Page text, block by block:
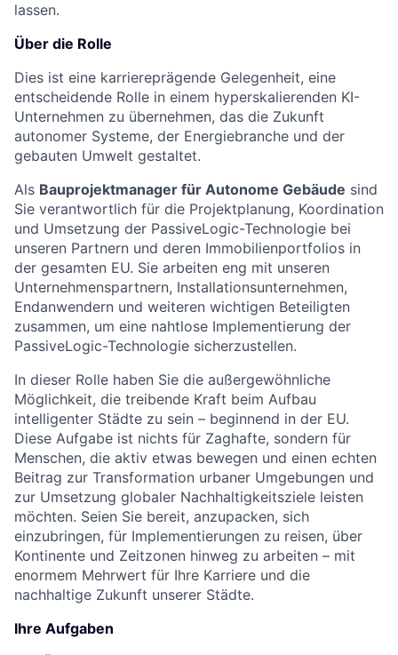
lassen.
Über die Rolle
Dies ist eine karriereprägende Gelegenheit, eine
entscheidende Rolle in einem hyperskalierenden KI-
Unternehmen zu übernehmen, das die Zukunft
autonomer Systeme, der Energiebranche und der
gebauten Umwelt gestaltet.
Als Bauprojektmanager für Autonome Gebäude sind
Sie verantwortlich für die Projektplanung, Koordination
und Umsetzung der PassiveLogic-Technologie bei
unseren Partnern und deren Immobilienportfolios in
der gesamten EU. Sie arbeiten eng mit unseren
Unternehmenspartnern, Installationsunternehmen,
Endanwendern und weiteren wichtigen Beteiligten
zusammen, um eine nahtlose Implementierung der
PassiveLogic-Technologie sicherzustellen.
In dieser Rolle haben Sie die außergewöhnliche
Möglichkeit, die treibende Kraft beim Aufbau
intelligenter Städte zu sein – beginnend in der EU.
Diese Aufgabe ist nichts für Zaghafte, sondern für
Menschen, die aktiv etwas bewegen und einen echten
Beitrag zur Transformation urbaner Umgebungen und
zur Umsetzung globaler Nachhaltigkeitsziele leisten
möchten. Seien Sie bereit, anzupacken, sich
einzubringen, für Implementierungen zu reisen, über
Kontinente und Zeitzonen hinweg zu arbeiten – mit
enormem Mehrwert für Ihre Karriere und die
nachhaltige Zukunft unserer Städte.
Ihre Aufgaben